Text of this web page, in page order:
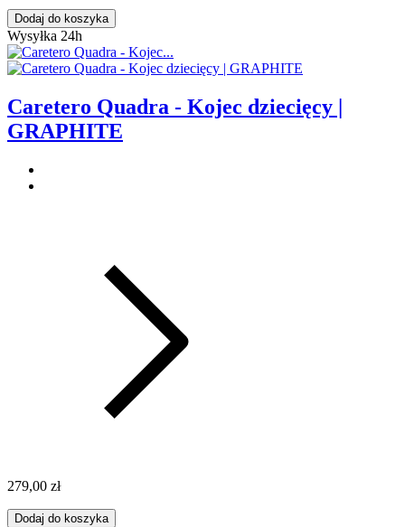
Dodaj do koszyka
Wysyłka 24h
Caretero Quadra - Kojec dziecięcy |
GRAPHITE
279,00 zł
Dodaj do koszyka